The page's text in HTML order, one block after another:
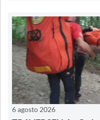
6 agosto 2026